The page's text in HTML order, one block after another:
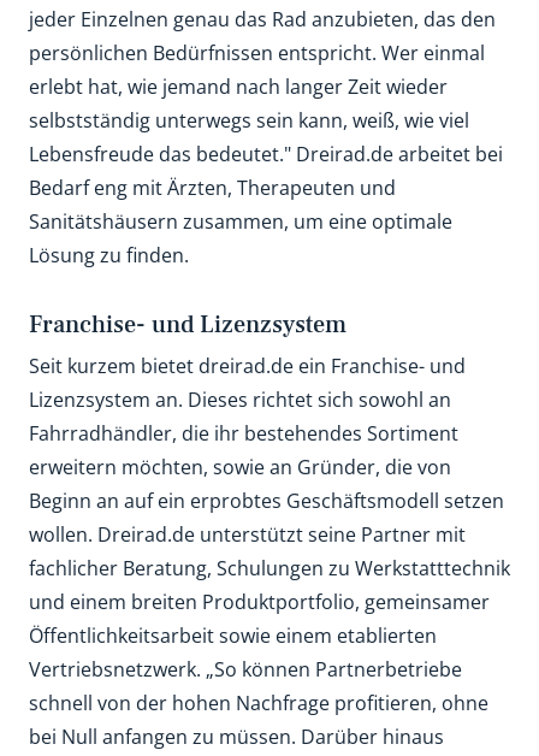
jeder Einzelnen genau das Rad anzubieten, das den
persönlichen Bedürfnissen entspricht. Wer einmal
erlebt hat, wie jemand nach langer Zeit wieder
selbstständig unterwegs sein kann, weiß, wie viel
Lebensfreude das bedeutet." Dreirad.de arbeitet bei
Bedarf eng mit Ärzten, Therapeuten und
Sanitätshäusern zusammen, um eine optimale
Lösung zu finden.
Franchise- und Lizenzsystem
Seit kurzem bietet dreirad.de ein Franchise- und
Lizenzsystem an. Dieses richtet sich sowohl an
Fahrradhändler, die ihr bestehendes Sortiment
erweitern möchten, sowie an Gründer, die von
Beginn an auf ein erprobtes Geschäftsmodell setzen
wollen. Dreirad.de unterstützt seine Partner mit
fachlicher Beratung, Schulungen zu Werkstatttechnik
und einem breiten Produktportfolio, gemeinsamer
Öffentlichkeitsarbeit sowie einem etablierten
Vertriebsnetzwerk. „So können Partnerbetriebe
schnell von der hohen Nachfrage profitieren, ohne
bei Null anfangen zu müssen. Darüber hinaus